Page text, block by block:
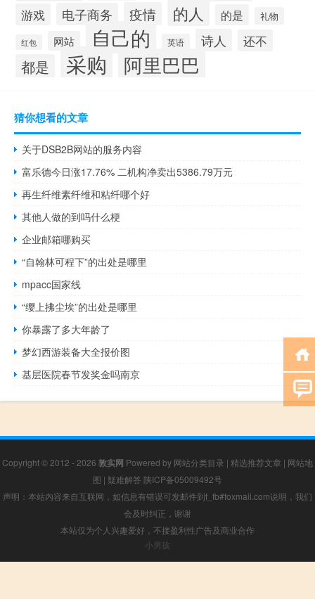
游戏 电子商务 疫情 的人 的是 礼物
红包 网站 自己的 英语 诗人 还不
都是 采购 阿里巴巴
猜你想看的文章
关于DSB2B网站的服务内容
富乐德今日涨17.76% 二机构净卖出5386.79万元
再生纤维素纤维和粘纤哪个好
其他人做的到吗什么梗
企业邮箱哪购买
“自翰林可程下”的出处是哪里
mpacc国家线
“缨上拂尘埃”的出处是哪里
你暴露了多大年龄了
梦幻西游装备大全报价图
基层医院春节发奖金吗南京
Copyright © 2012 - 2026 敦实网 Powered by 网站分类目录 | 精选推荐文章 | 网站地
图 | 疑难解答 陕ICP备05009492号
声明：本站内容来自互联网，如信息有错误可发邮件到f_fb#foxmail.com说明，我们
会及时纠正，谢谢
本站仅为个人兴趣爱好，不接盈利性广告及商业合作
小男孩